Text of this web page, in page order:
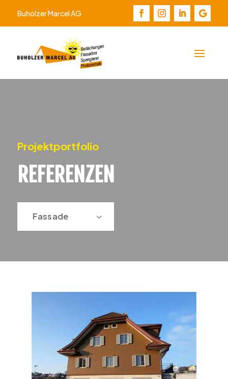
Buholzer Marcel AG
Projektportfolio
REFERENZEN